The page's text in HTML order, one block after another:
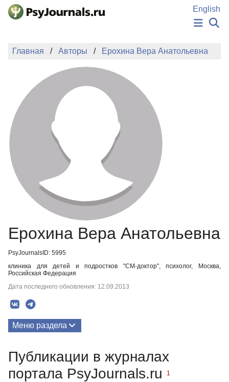
Перейти к основному содержанию
English
НОВОСТИ
АВТОРЫ
ПОДАТЬ РУКОПИСЬ
БАЗА ЗНАНИЙ
КЛЮЧЕВЫЕ СЛОВА
Регистрация
Главная Авторы Ерохина Вера Анатольевна
Ерохина Вера Анатольевна
PsyJournalsID: 5995
клиника для детей и подростков "СМ-доктор", психолог, Москва,
Российская Федерация
Дата последнего обновления: 12.09.2013
Меню раздела
Публикации в журналах
портала PsyJournals.ru
1